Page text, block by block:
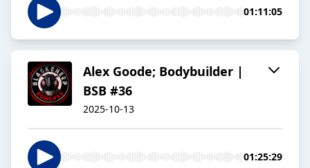
01:11:05
Alex Goode; Bodybuilder |
BSB #36
2025-10-13
01:25:29